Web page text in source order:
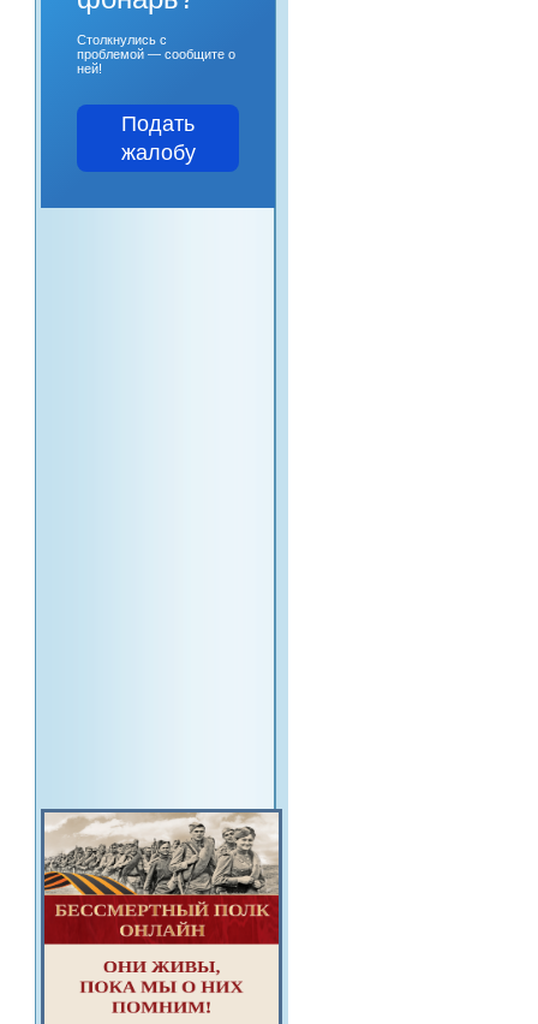
Столкнулись с
проблемой — сообщите о
ней!
Подать
жалобу